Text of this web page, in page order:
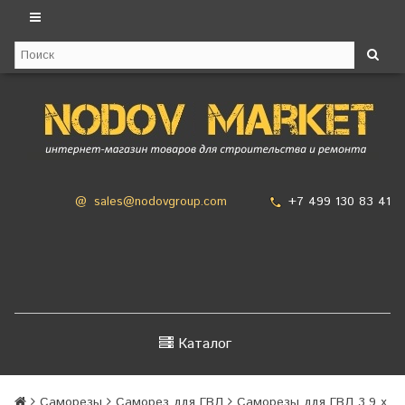
@ sales@nodovgroup.com +7 499 130 83 41
Каталог